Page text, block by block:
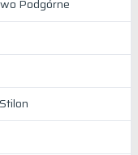
Podgórne